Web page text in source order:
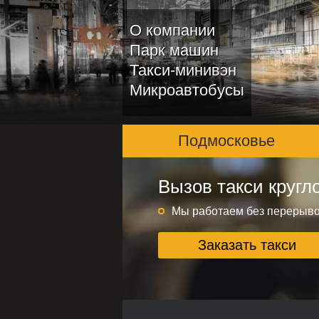
О компании
Парк машин
Такси-минивэн
Микроавтобусы
Подмосковье
Подмосковье и
Круглосуточно без
Заказать такси
Вызов такси
Мы работаем без
Заказать такси